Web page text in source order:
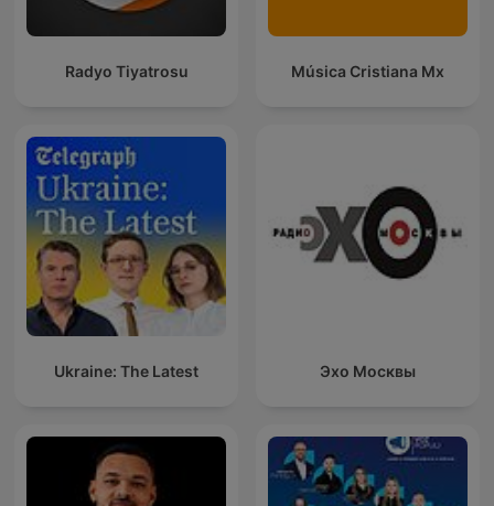
Música Cristiana Mx
Radyo Tiyatrosu
Эхо Москвы
Ukraine: The Latest